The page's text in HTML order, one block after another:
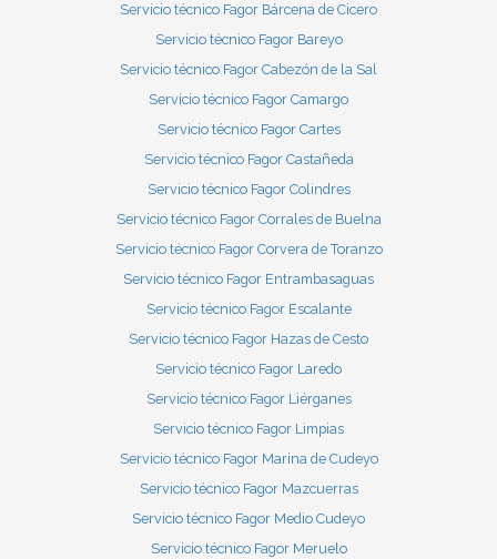
Servicio técnico Fagor Bárcena de Cicero
Servicio técnico Fagor Bareyo
Servicio técnico Fagor Cabezón de la Sal
Servicio técnico Fagor Camargo
Servicio técnico Fagor Cartes
Servicio técnico Fagor Castañeda
Servicio técnico Fagor Colindres
Servicio técnico Fagor Corrales de Buelna
Servicio técnico Fagor Corvera de Toranzo
Servicio técnico Fagor Entrambasaguas
Servicio técnico Fagor Escalante
Servicio técnico Fagor Hazas de Cesto
Servicio técnico Fagor Laredo
Servicio técnico Fagor Liérganes
Servicio técnico Fagor Limpias
Servicio técnico Fagor Marina de Cudeyo
Servicio técnico Fagor Mazcuerras
Servicio técnico Fagor Medio Cudeyo
Servicio técnico Fagor Meruelo